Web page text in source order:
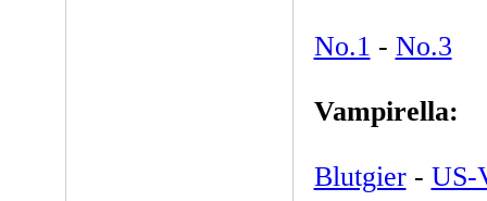
No.1 - No.3
Vampirella:
Blutgier- US-